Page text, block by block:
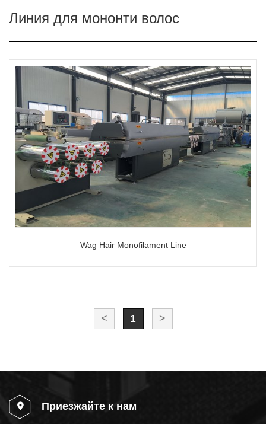
Линия для мононти волос
Wag Hair Monofilament Line
< 1 >
Приезжайте к нам